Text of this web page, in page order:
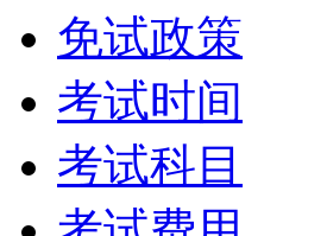
免试政策
考试时间
考试科目